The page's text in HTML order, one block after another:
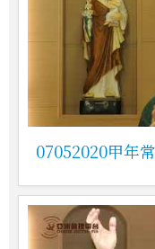
07052020甲年